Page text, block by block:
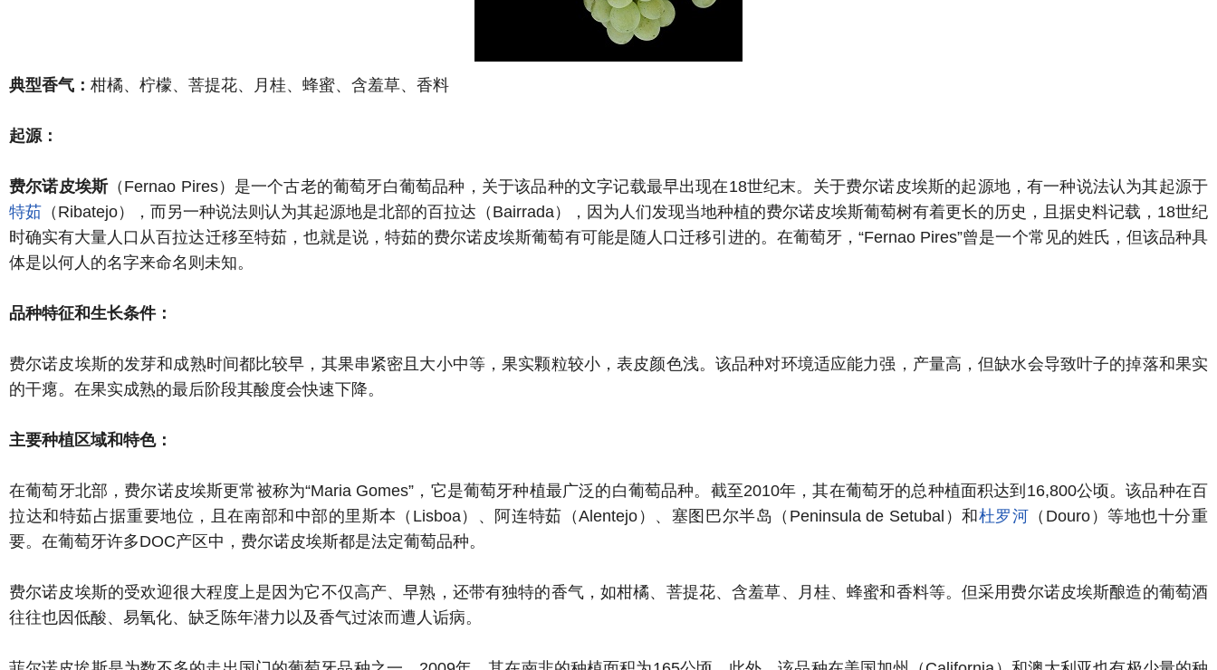
典型香气： 柑橘、柠檬、菩提花、月桂、蜂蜜、含羞草、香料
起源：
费尔诺皮埃斯（Fernao Pires）是一个古老的葡萄牙白葡萄品种，关于该品种的文字记载最早出现在18世纪末。关于费尔诺皮埃斯的起源地，有一种说法认为其起源于
特茹 （Ribatejo），而另一种说法则认为其起源地是北部的百拉达（Bairrada），因为人们发现当地种植的费尔诺皮埃斯葡萄树有着更长的历史，且据史料记载，18世纪
时确实有大量人口从百拉达迁移至特茹，也就是说，特茹的费尔诺皮埃斯葡萄有可能是随人口迁移引进的。在葡萄牙，“Fernao Pires”曾是一个常见的姓氏，但该品种具
体是以何人的名字来命名则未知。
品种特征和生长条件：
费尔诺皮埃斯的发芽和成熟时间都比较早，其果串紧密且大小中等，果实颗粒较小，表皮颜色浅。该品种对环境适应能力强，产量高，但缺水会导致叶子的掉落和果实
的干瘪。在果实成熟的最后阶段其酸度会快速下降。
主要种植区域和特色：
在葡萄牙北部，费尔诺皮埃斯更常被称为“Maria Gomes”，它是葡萄牙种植最广泛的白葡萄品种。截至2010年，其在葡萄牙的总种植面积达到16,800公顷。该品种在百
拉达和特茹占据重要地位，且在南部和中部的里斯本（Lisboa）、阿连特茹（Alentejo）、塞图巴尔半岛（Peninsula de Setubal）和杜罗河 （Douro）等地也十分重
要。在葡萄牙许多DOC产区中，费尔诺皮埃斯都是法定葡萄品种。
费尔诺皮埃斯的受欢迎很大程度上是因为它不仅高产、早熟，还带有独特的香气，如柑橘、菩提花、含羞草、月桂、蜂蜜和香料等。但采用费尔诺皮埃斯酿造的葡萄酒
往往也因低酸、易氧化、缺乏陈年潜力以及香气过浓而遭人诟病。